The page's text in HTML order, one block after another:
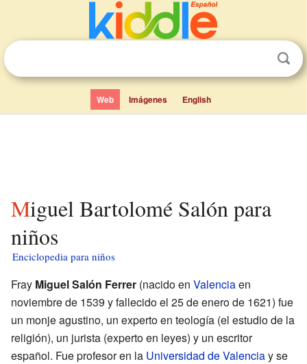
Web Imágenes English
Miguel Bartolomé Salón para
niños
Enciclopedia para niños
Fray Miguel Salón Ferrer (nacido en Valenciaen
noviembre de 1539 y fallecido el 25 de enero de 1621) fue
un monje agustino, un experto en teología (el estudio de la
religión), un jurista (experto en leyes) y un escritor
español. Fue profesor en la Universidad de Valenciay se